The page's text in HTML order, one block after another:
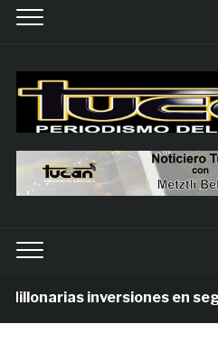
inversiones en